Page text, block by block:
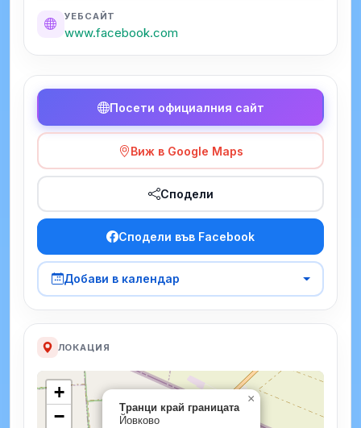
УЕБСАЙТ
www.facebook.com
Посети официалния сайт
Виж в Google Maps
Сподели
Сподели във Facebook
Добави в календар
ЛОКАЦИЯ
Транци край границата
Йовково
×
+
−